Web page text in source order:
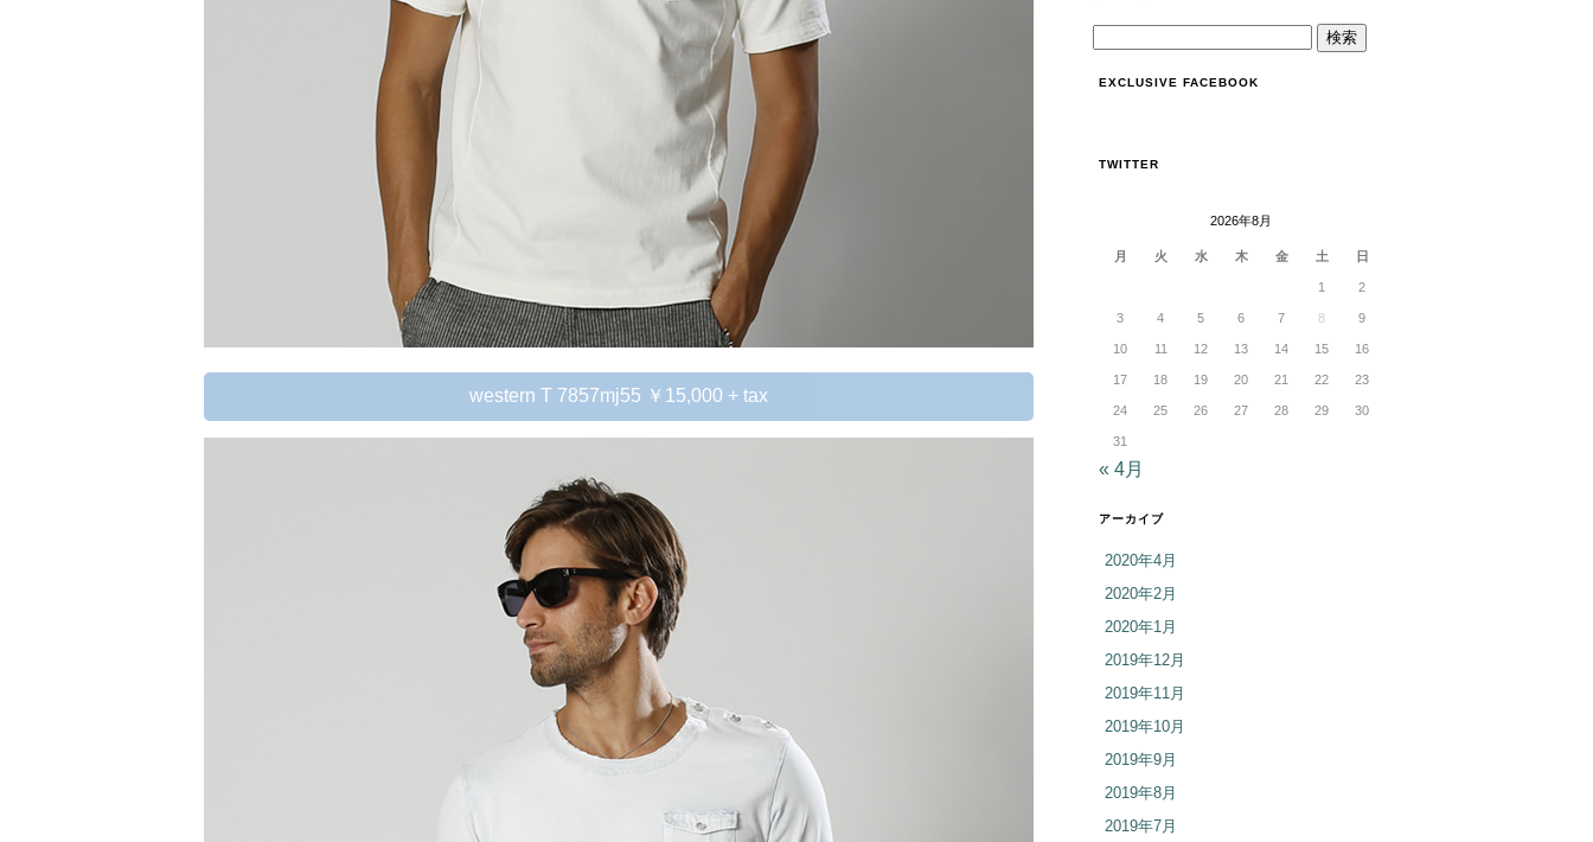
western T 7857mj55 ￥15,000 + tax
EXCLUSIVE FACEBOOK
TWITTER
2026年8月
月 火 水 木 金 土 日
1 2
3 4 5 6 7 8 9
10 11 12 13 14 15 16
17 18 19 20 21 22 23
24 25 26 27 28 29 30
31
« 4月
アーカイブ
2020年4月
2020年2月
2020年1月
2019年12月
2019年11月
2019年10月
2019年9月
2019年8月
2019年7月